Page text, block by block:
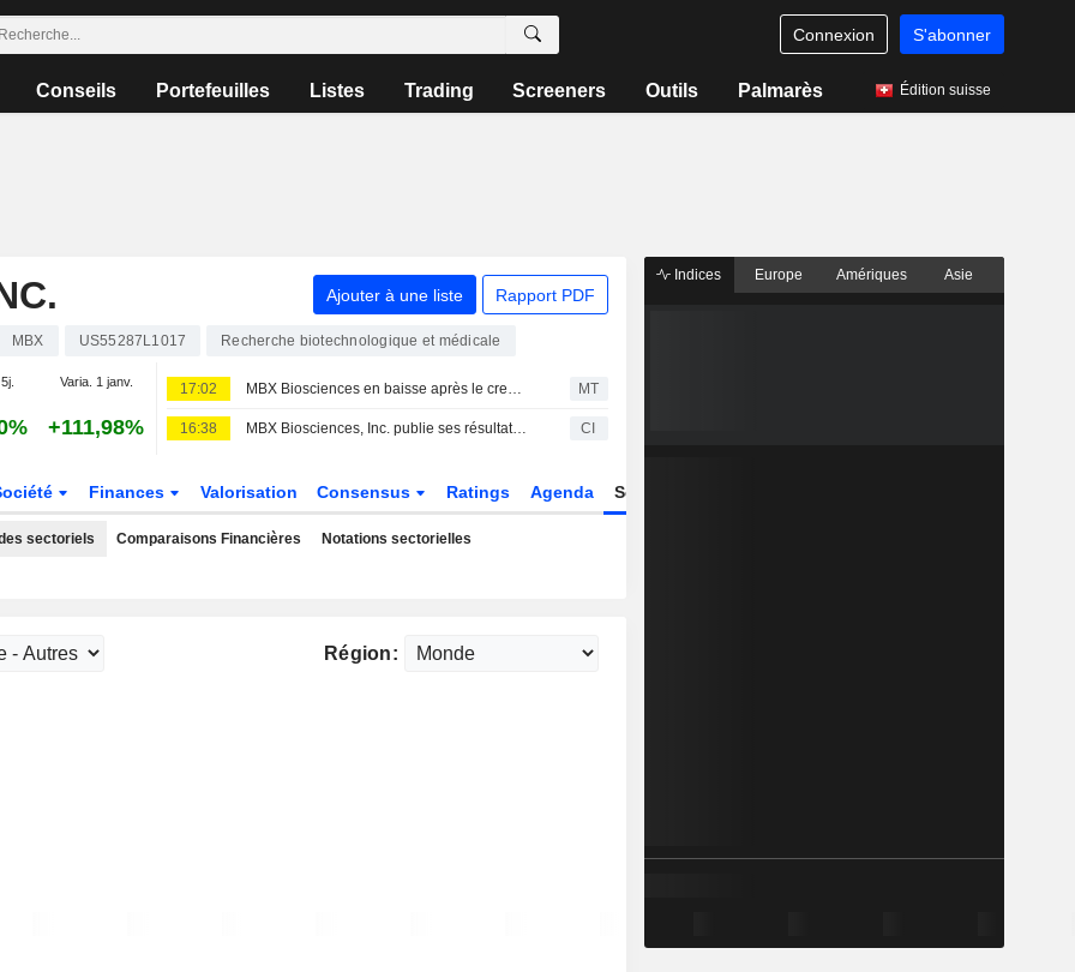
Connexion S'abonner
Conseils Portefeuilles Listes Trading Screeners Outils Palmarès Édition suisse
Ajouter à une liste Rapport PDF
MBX US55287L1017 Recherche biotechnologique et médicale
Varia. 1 janv.
+111,98%
17:02 MBX Biosciences en baisse après le creusement de sa perte au deuxième trimestre MT
16:38 MBX Biosciences, Inc. publie ses résultats pour le deuxième trimestre et le premier semestre clos le 30 juin 2026 CI
Finances Valorisation Consensus Ratings Agenda Secteur
sectoriels Comparaisons Financières Notations sectorielles
Région:
Indices Europe Amériques Asie